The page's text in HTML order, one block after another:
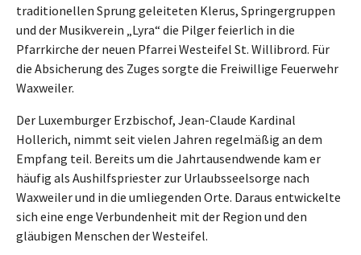
traditionellen Sprung geleiteten Klerus, Springergruppen
und der Musikverein „Lyra“ die Pilger feierlich in die
Pfarrkirche der neuen Pfarrei Westeifel St. Willibrord. Für
die Absicherung des Zuges sorgte die Freiwillige Feuerwehr
Waxweiler.
Der Luxemburger Erzbischof, Jean-Claude Kardinal
Hollerich, nimmt seit vielen Jahren regelmäßig an dem
Empfang teil. Bereits um die Jahrtausendwende kam er
häufig als Aushilfspriester zur Urlaubsseelsorge nach
Waxweiler und in die umliegenden Orte. Daraus entwickelte
sich eine enge Verbundenheit mit der Region und den
gläubigen Menschen der Westeifel.